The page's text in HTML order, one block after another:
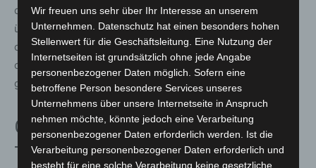
die eigene Vorbereitung in den eigenen vier Wänden zu
überprüfen. Für besonders gefährdete Gruppen –
darunter Kinder, Schwangere, ältere Menschen,
chronisch Erkrankte oder bestimmte Berufsgruppen –
gibt es vertiefende Hinweise und Empfehlungen.
Grundlegende Tipps für heiße
Tage
Wir freuen uns sehr über Ihr Interesse an unserem
Unternehmen. Datenschutz hat einen besonders hohen
Stellenwert für die Geschäftsleitung. Eine Nutzung der
Internetseiten ist grundsätzlich ohne jede Angabe
personenbezogener Daten möglich. Sofern eine
betroffene Person besondere Services unseres
Unternehmens über unsere Internetseite in Anspruch
nehmen möchte, könnte jedoch eine Verarbeitung
personenbezogener Daten erforderlich werden. Ist die
Verarbeitung personenbezogener Daten erforderlich und
besteht für eine solche Verarbeitung keine gesetzliche